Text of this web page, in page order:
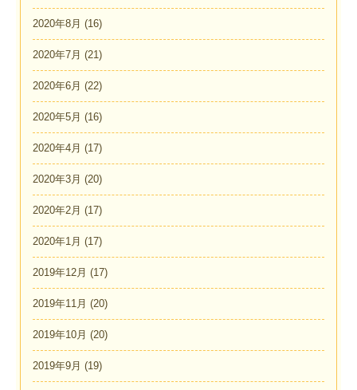
2020年8月 (16)
2020年7月 (21)
2020年6月 (22)
2020年5月 (16)
2020年4月 (17)
2020年3月 (20)
2020年2月 (17)
2020年1月 (17)
2019年12月 (17)
2019年11月 (20)
2019年10月 (20)
2019年9月 (19)